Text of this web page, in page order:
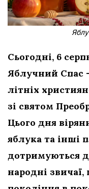
Сьогодні, 6
Яблучний Спас
літніх
зі святом
Цього дня
яблука та інші
дотримуються
народні